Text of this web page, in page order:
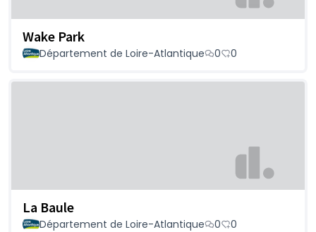
Wake Park
Département de Loire-Atlantique 0 0
La Baule
Département de Loire-Atlantique 0 0